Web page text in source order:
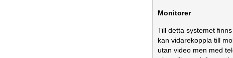
Monitorer
Till detta systemet
kan vidarekoppla till
utan video men med